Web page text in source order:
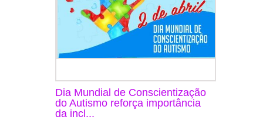
Dia Mundial de Conscientização
do Autismo reforça importância
da incl...